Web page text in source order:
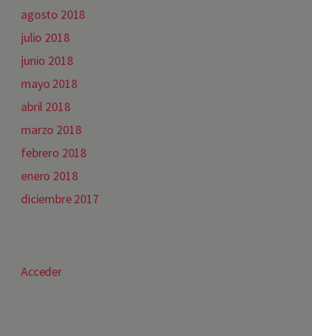
agosto 2018
julio 2018
junio 2018
mayo 2018
abril 2018
marzo 2018
febrero 2018
enero 2018
diciembre 2017
Acceder